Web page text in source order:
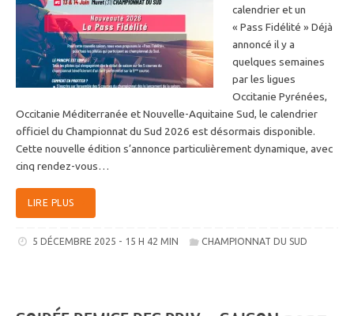
calendrier et un
« Pass Fidélité » Déjà
annoncé il y a
quelques semaines
par les ligues
Occitanie Pyrénées,
Occitanie Méditerranée et Nouvelle-Aquitaine Sud, le calendrier
officiel du Championnat du Sud 2026 est désormais disponible.
Cette nouvelle édition s’annonce particulièrement dynamique, avec
cinq rendez-vous…
LIRE PLUS
5 DÉCEMBRE 2025 - 15 H 42 MIN CHAMPIONNAT DU SUD